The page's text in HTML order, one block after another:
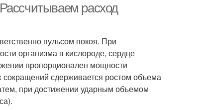
расход
пульсом покоя. При
организма в кислороде, сердце
пропорционален мощности
сдерживается ростом объема
при достижении ударным объемом